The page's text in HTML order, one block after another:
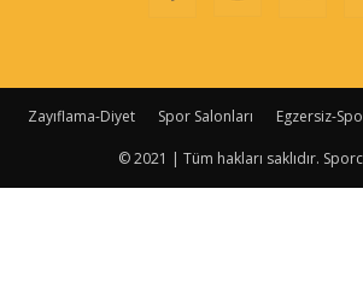
Zayıflama-Diyet Spor Salonları Egzersiz-
© 2021 | Tüm hakları saklıdır.